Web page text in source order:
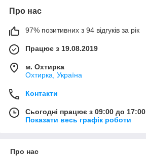
Про нас
97% позитивних з 94 відгуків за рік
Працює з 19.08.2019
м. Охтирка
Охтирка, Україна
Контакти
Сьогодні працює з 09:00 до 17:00
Показати весь графік роботи
Про нас